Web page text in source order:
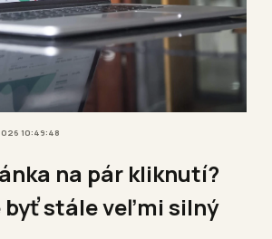
10:49:48
na pár kliknutí?
byť stále veľmi silný